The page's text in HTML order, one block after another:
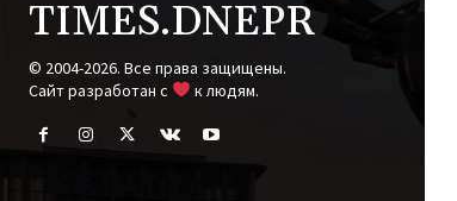
TIMES.DNEPR
© 2004-2026. Все права защищены.
Cайт разработан с
к людям.